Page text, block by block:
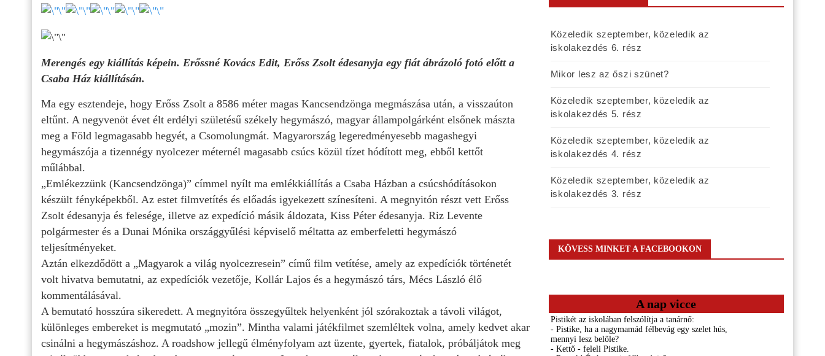
Merengés egy kiállítás képein. Erőssné Kovács Edit, Erőss Zsolt édesanyja egy fiát ábrázoló fotó előtt a
Csaba Ház kiállításán.
Ma egy esztendeje, hogy Erőss Zsolt a 8586 méter magas Kancsendzönga megmászása után, a visszaúton
eltűnt. A negyvenöt évet élt erdélyi születésű székely hegymászó, magyar állampolgárként elsőnek mászta
meg a Föld legmagasabb hegyét, a Csomolungmát. Magyarország legeredményesebb magashegyi
hegymászója a tizennégy nyolcezer méternél magasabb csúcs közül tízet hódított meg, ebből kettőt
műlábbal.
„Emlékezzünk (Kancsendzönga)” címmel nyílt ma emlékkiállítás a Csaba Házban a csúcshódításokon
készült fényképekből. Az estet filmvetítés és előadás igyekezett színesíteni. A megnyitón részt vett Erőss
Zsolt édesanyja és felesége, illetve az expedíció másik áldozata, Kiss Péter édesanyja. Riz Levente
polgármester és a Dunai Mónika országgyűlési képviselő méltatta az emberfeletti hegymászó
teljesítményeket.
Aztán elkezdődött a „Magyarok a világ nyolcezresein” című film vetítése, amely az expedíciók történetét
volt hivatva bemutatni, az expedíciók vezetője, Kollár Lajos és a hegymászó társ, Mécs László élő
kommentálásával.
A bemutató hosszúra sikeredett. A megnyitóra összegyűltek helyenként jól szórakoztak a távoli világot,
különleges embereket is megmutató „mozin”. Mintha valami játékfilmet szemléltek volna, amely kedvet akar
csinálni a hegymászáshoz. A roadshow jellegű élményfolyam azt üzente, gyertek, fiatalok, próbáljátok meg
Közeledik szeptember, közeledik az
iskolakezdés 6. rész
Mikor lesz az őszi szünet?
Közeledik szeptember, közeledik az
iskolakezdés 5. rész
Közeledik szeptember, közeledik az
iskolakezdés 4. rész
Közeledik szeptember, közeledik az
iskolakezdés 3. rész
KÖVESS MINKET A FACEBOOKON
A nap vicce